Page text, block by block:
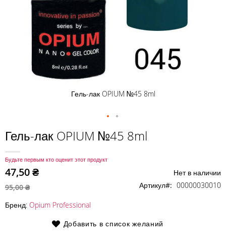
Гель-лак OPIUM №45 8ml
к
галереи
изображений
Гель-лак OPIUM №45 8ml
Будьте первым кто оценит этот продукт
47,50 ₴
95,00 ₴
Нет в наличии
Артикул
00000030010
Бренд: Opium Professional
Добавить в список желаний